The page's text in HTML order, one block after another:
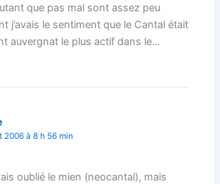
que pas mal sont assez peu
j’avais le sentiment que le Cantal était
auvergnat le plus actif dans le…
2006 à 8 h 56 min
oublié le mien (neocantal), mais